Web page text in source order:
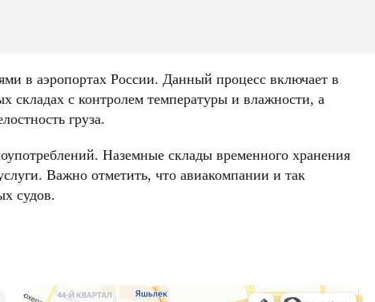
в аэропортах России. Данный процесс включает в
складах с контролем температуры и влажности, а
груза.
Наземные склады временного хранения
Важно отметить, что авиакомпании и так
судов.